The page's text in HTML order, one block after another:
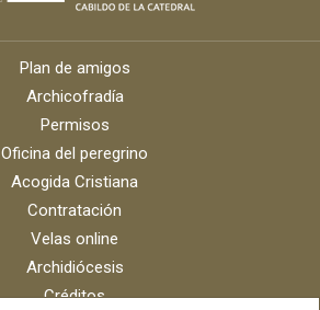
Plan de amigos
Archicofradía
Permisos
Oficina del peregrino
Acogida Cristiana
Contratación
Velas online
Archidiócesis
Créditos